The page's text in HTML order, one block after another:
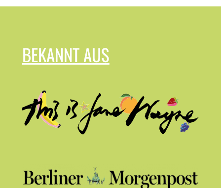
BEKANNT AUS